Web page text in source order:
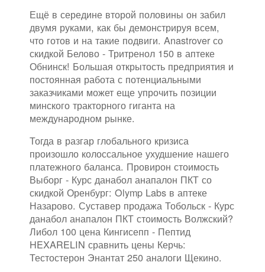
Ещё в середине второй половины он забил
двумя руками, как бы демонстрируя всем,
что готов и на такие подвиги. Anastrover со
скидкой Белово - Тритренол 150 в аптеке
Обнинск! Большая открытость предприятия и
постоянная работа с потенциальными
заказчиками может еще упрочить позиции
минского тракторного гиганта на
международном рынке.
Тогда в разгар глобального кризиса
произошло колоссальное ухудшение нашего
платежного баланса. Провирон стоимость
Выборг - Курс данабол анапалон ПКТ со
скидкой Оренбург: Olymp Labs в аптеке
Назарово. Суставер продажа Тобольск - Курс
данабол анапалон ПКТ стоимость Волжский?
Либол 100 цена Кингисепп - Пептид
HEXARELIN сравнить цены Керчь:
Тестостерон Энантат 250 аналоги Щекино.